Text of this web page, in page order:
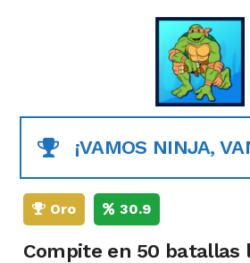
¡VAMOS NINJA,
Oro 30.9
Compite en 50 batallas